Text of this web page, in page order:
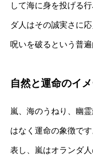
して海に身を投げる
ダ人はその誠実さに
呪いを破るという普
自然と運命のイ
嵐、海のうねり、幽
はなく運命の象徴で
表し、嵐はオランダ